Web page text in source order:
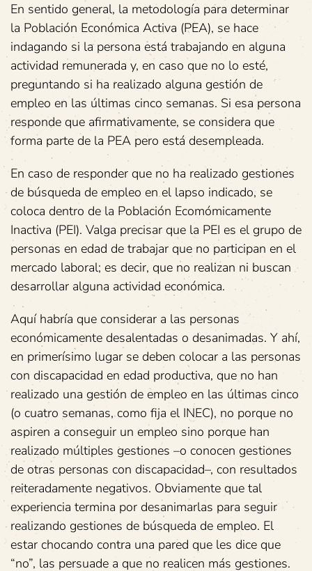
En sentido general, la metodología para determinar
la Población Económica Activa (PEA), se hace
indagando si la persona está trabajando en alguna
actividad remunerada y, en caso que no lo esté,
preguntando si ha realizado alguna gestión de
empleo en las últimas cinco semanas. Si esa persona
responde que afirmativamente, se considera que
forma parte de la PEA pero está desempleada.
En caso de responder que no ha realizado gestiones
de búsqueda de empleo en el lapso indicado, se
coloca dentro de la Población Ecomómicamente
Inactiva (PEI). Valga precisar que la PEI es el grupo de
personas en edad de trabajar que no participan en el
mercado laboral; es decir, que no realizan ni buscan
desarrollar alguna actividad económica.
Aquí habría que considerar a las personas
económicamente desalentadas o desanimadas. Y ahí,
en primerísimo lugar se deben colocar a las personas
con discapacidad en edad productiva, que no han
realizado una gestión de empleo en las últimas cinco
(o cuatro semanas, como fija el INEC), no porque no
aspiren a conseguir un empleo sino porque han
realizado múltiples gestiones –o conocen gestiones
de otras personas con discapacidad–, con resultados
reiteradamente negativos. Obviamente que tal
experiencia termina por desanimarlas para seguir
realizando gestiones de búsqueda de empleo. El
estar chocando contra una pared que les dice que
“no”, las persuade a que no realicen más gestiones.